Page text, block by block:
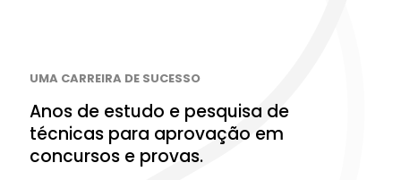
UMA CARREIRA DE SUCESSO
Anos de estudo e pesquisa de
técnicas para aprovação em
concursos e provas.